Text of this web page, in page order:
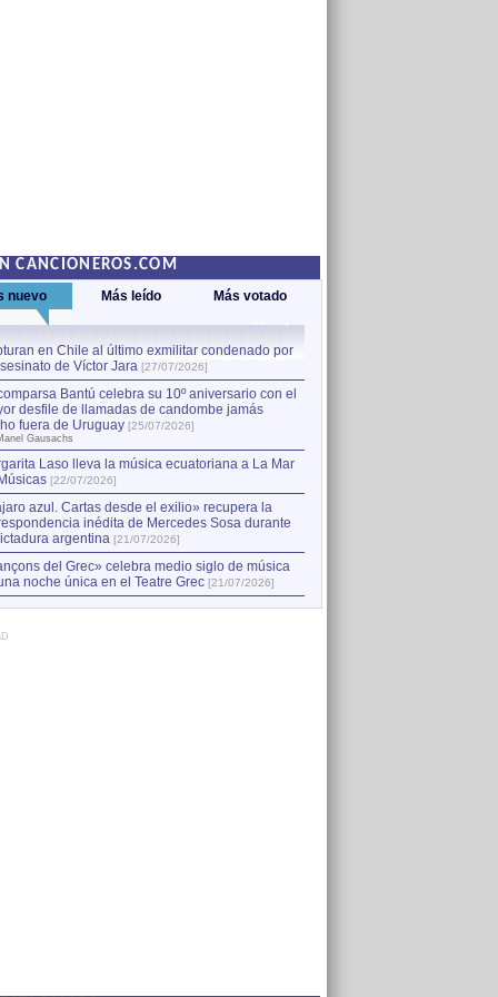
CANCIONEROS.COM
nuevo Más leído Más votado
en Chile al último exmilitar condenado por
de Víctor Jara [27/07/2026]
Bantú celebra su 10º aniversario con el
desfile de llamadas de candombe jamás
fuera de Uruguay [25/07/2026]
Gausachs
Laso lleva la música ecuatoriana a La Mar
[22/07/2026]
azul. Cartas desde el exilio» recupera la
inédita de Mercedes Sosa durante
argentina [21/07/2026]
del Grec» celebra medio siglo de música
noche única en el Teatre Grec [21/07/2026]